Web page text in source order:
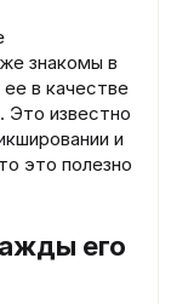
знакомы в
в качестве
Это известно
и
это полезно
его